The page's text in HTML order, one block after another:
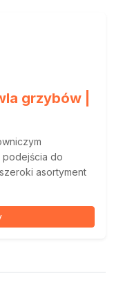
grzybów |
podejścia do
asortyment